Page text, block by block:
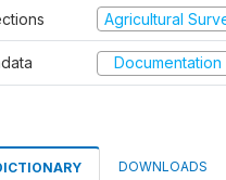
Agricultural
Documentation
DOWNLOADS